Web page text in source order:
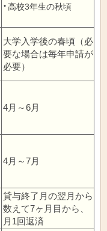
高校3年生の秋頃
大学入学後の春頃（必
要な場合は毎年申請が
必要）
4月～6月
4月～7月
貸与終了月の翌月から
数えて7ヶ月目から、
月1回返済